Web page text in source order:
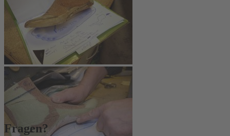
Fragen?